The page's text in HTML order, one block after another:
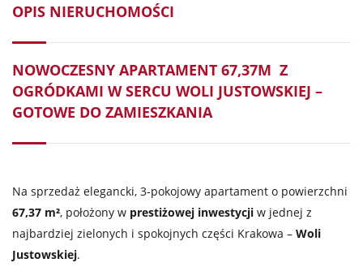
OPIS NIERUCHOMOŚCI
NOWOCZESNY APARTAMENT 67,37M Z
OGRÓDKAMI W SERCU WOLI JUSTOWSKIEJ –
GOTOWE DO ZAMIESZKANIA
Na sprzedaż elegancki, 3-pokojowy apartament o powierzchni
67,37 m², położony w prestiżowej inwestycji w jednej z
najbardziej zielonych i spokojnych części Krakowa – Woli
Justowskiej.